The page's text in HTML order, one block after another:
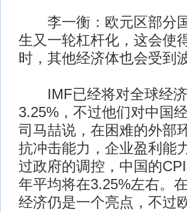
李一衡：欧元区部分国
生又一轮杠杆化，这会使
时，其他经济体也会受到
IMF已经将对全球经济
3.25%，不过他们对中国
司马喆说，在困难的外部
抗冲击能力，企业盈利能
过政府的调控，中国的
年平均将在3.25%左右。
经济仍是一个亮点，不过